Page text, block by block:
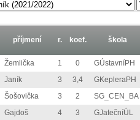
příjmení r. koef. škola
Žemlička 1 0 GÚstavníPH
Janík 3 3,4 GKepleraPH
Šošovička 3 2 SG_CEN_BA
Gajdoš 4 3 GJatečníÚL